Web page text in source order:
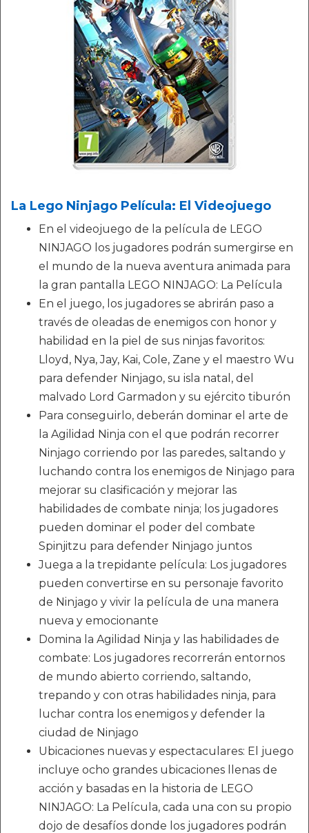
La Lego Ninjago Película: El Videojuego
En el videojuego de la película de LEGO
NINJAGO los jugadores podrán sumergirse en
el mundo de la nueva aventura animada para
la gran pantalla LEGO NINJAGO: La Película
En el juego, los jugadores se abrirán paso a
través de oleadas de enemigos con honor y
habilidad en la piel de sus ninjas favoritos:
Lloyd, Nya, Jay, Kai, Cole, Zane y el maestro Wu
para defender Ninjago, su isla natal, del
malvado Lord Garmadon y su ejército tiburón
Para conseguirlo, deberán dominar el arte de
la Agilidad Ninja con el que podrán recorrer
Ninjago corriendo por las paredes, saltando y
luchando contra los enemigos de Ninjago para
mejorar su clasificación y mejorar las
habilidades de combate ninja; los jugadores
pueden dominar el poder del combate
Spinjitzu para defender Ninjago juntos
Juega a la trepidante película: Los jugadores
pueden convertirse en su personaje favorito
de Ninjago y vivir la película de una manera
nueva y emocionante
Domina la Agilidad Ninja y las habilidades de
combate: Los jugadores recorrerán entornos
de mundo abierto corriendo, saltando,
trepando y con otras habilidades ninja, para
luchar contra los enemigos y defender la
ciudad de Ninjago
Ubicaciones nuevas y espectaculares: El juego
incluye ocho grandes ubicaciones llenas de
acción y basadas en la historia de LEGO
NINJAGO: La Película, cada una con su propio
dojo de desafíos donde los jugadores podrán